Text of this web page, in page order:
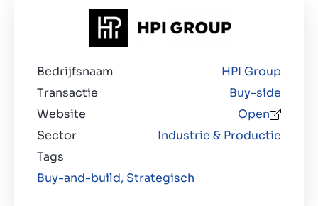
Bedrijfsnaam
HPI Group
Transactie
Buy-side
Website
Open
Sector
Industrie & Productie
Tags
Buy-and-build, Strategisch